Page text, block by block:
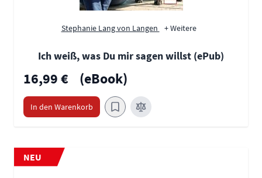
Stephanie Lang von Langen + Weitere
Ich weiß, was Du mir sagen willst (ePub)
16,99 € (eBook)
In den Warenkorb
NEU